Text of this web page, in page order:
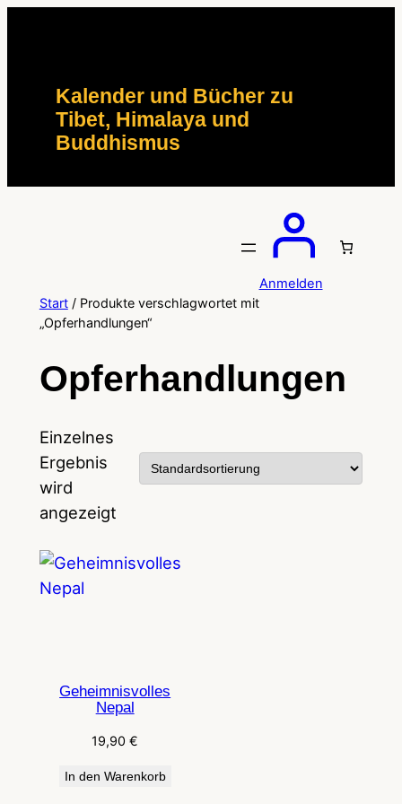
Kalender und Bücher zu
Tibet, Himalaya und
Buddhismus
Anmelden
Start/ Produkte verschlagwortet mit
„Opferhandlungen“
Opferhandlungen
Einzelnes
Ergebnis
wird
angezeigt
Geheimnisvolles
Nepal
19,90€
In den Warenkorb